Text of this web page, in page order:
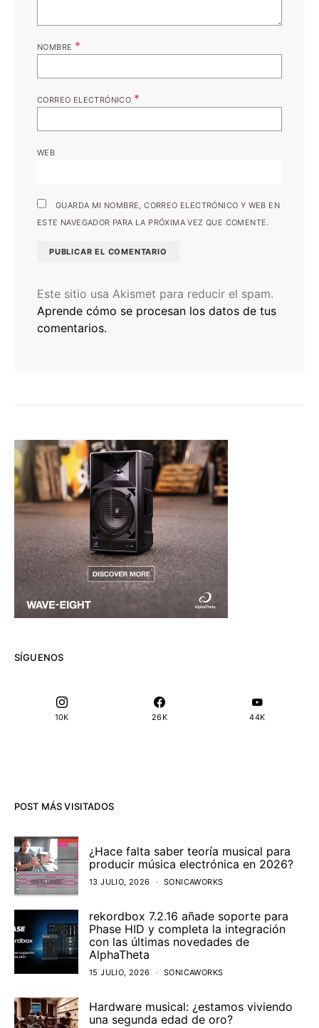
NOMBRE *
CORREO ELECTRÓNICO *
WEB
GUARDA MI NOMBRE, CORREO ELECTRÓNICO Y WEB EN
ESTE NAVEGADOR PARA LA PRÓXIMA VEZ QUE COMENTE.
Este sitio usa Akismet para reducir el spam.
Aprende cómo se procesan los datos de tus
comentarios.
SÍGUENOS
10K 26K 44K
POST MÁS VISITADOS
¿Hace falta saber teoría musical para
producir música electrónica en 2026?
13 JULIO, 2026 SONICAWORKS
rekordbox 7.2.16 añade soporte para
Phase HID y completa la integración
con las últimas novedades de
AlphaTheta
15 JULIO, 2026 SONICAWORKS
Hardware musical: ¿estamos viviendo
una segunda edad de oro?